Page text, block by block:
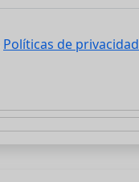
Políticas de privacidad